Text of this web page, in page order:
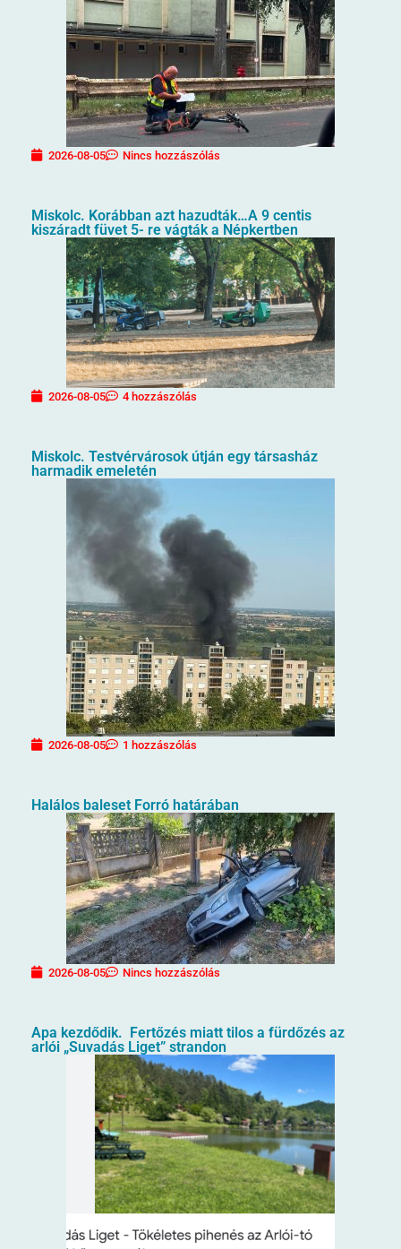
2026-08-05 Nincs hozzászólás
Miskolc. Korábban azt hazudták…A 9 centis
kiszáradt füvet 5- re vágták a Népkertben
2026-08-05 4 hozzászólás
Miskolc. Testvérvárosok útján egy társasház
harmadik emeletén
2026-08-05 1 hozzászólás
Halálos baleset Forró határában
2026-08-05 Nincs hozzászólás
Apa kezdődik. Fertőzés miatt tilos a fürdőzés az
arlói „Suvadás Liget” strandon